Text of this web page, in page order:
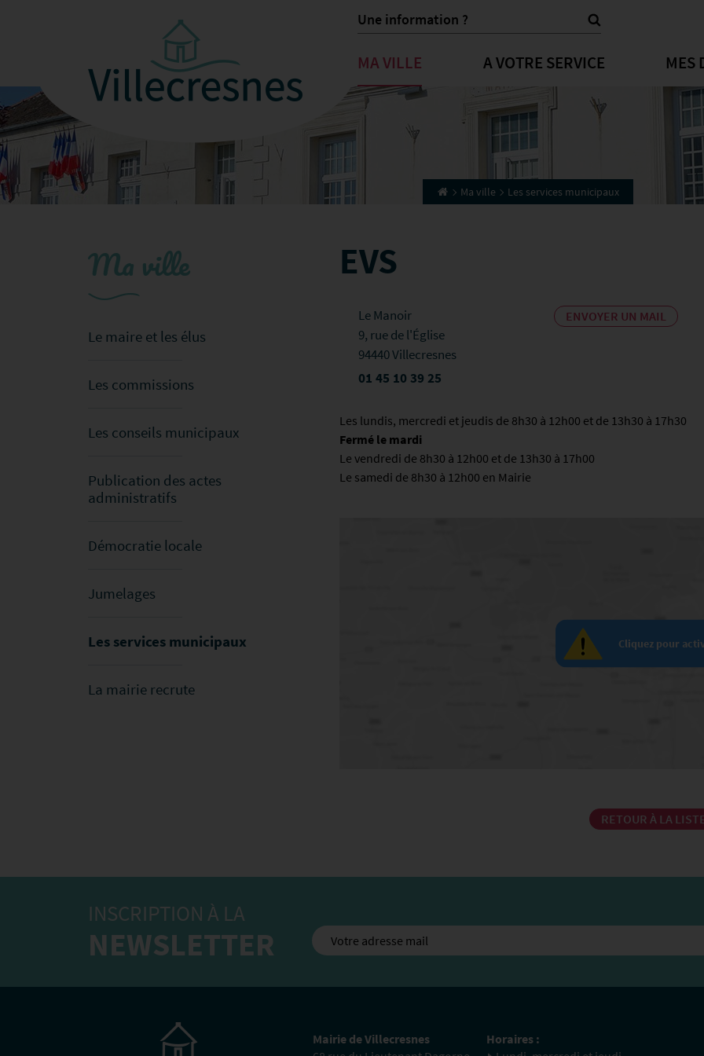
MA VILLE A VOTRE SERVICE MES
Ma ville Les services municipaux
EVS
Le Manoir
9, rue de l'Église
94440 Villecresnes
01 45 10 39 25
ENVOYER UN MAIL
Les lundis, mercredi et jeudis de 8h30 à 12h00 et de 13h30 à 17h30
Fermé le mardi
Le vendredi de 8h30 à 12h00 et de 13h30 à 17h00
Le samedi de 8h30 à 12h00 en Mairie
Cliquez pour
RETOUR À LA
Ma ville
Le maire et les élus
Les commissions
Les conseils municipaux
Publication des actes
administratifs
Démocratie locale
Jumelages
Les services municipaux
La mairie recrute
INSCRIPTION À LA
NEWSLETTER
Mairie de Villecresnes
Horaires :